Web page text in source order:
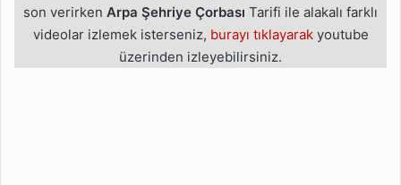
son verirken Arpa Şehriye Çorbası Tarifi ile alakalı farklı
videolar izlemek isterseniz, burayı tıklayarakyoutube
üzerinden izleyebilirsiniz.